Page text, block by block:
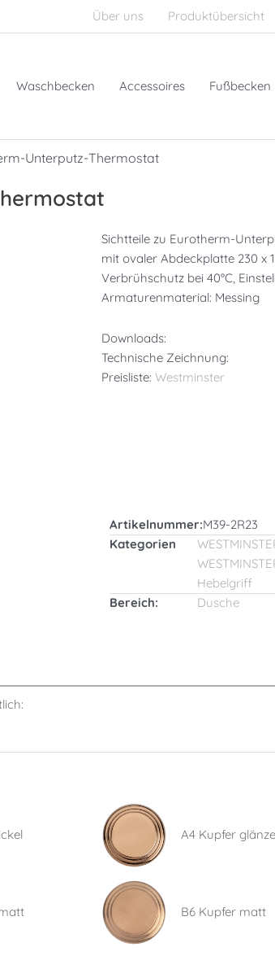
Über uns Produktübersicht
Waschbecken Accessoires Fußbecken
Unterputz-Thermostat
Sichtteile zu Eurotherm-
mit ovaler Abdeckplatte 230 x
Verbrühschutz bei 40°C,
Armaturenmaterial: Messing
Downloads:
Technische Zeichnung:
Preisliste: Westminster
Artikelnummer:M39-2R23
Kategorien
Hebelgriff
Bereich:
Dusche
A4 Kupfer
B6 Kupfer matt